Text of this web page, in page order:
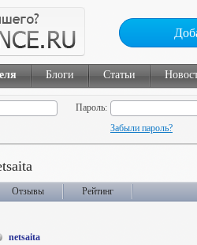
Блоги Статьи
Пароль:
Забыли пароль?
Отзывы Рейтинг
netsaita